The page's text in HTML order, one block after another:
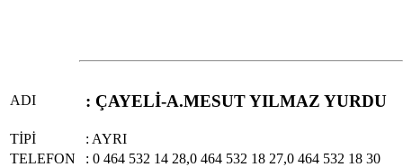
ADI : ÇAYELİ-A.MESUT YILMAZ YURDU
TİPİ
: AYRI
TELEFON
: 0 464 532 14 28,0 464 532 18 27,0 464 532 18 30